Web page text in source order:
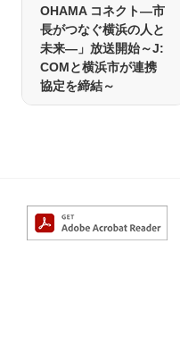
OHAMA コネクト―市
長がつなぐ横浜の人と
未来―」放送開始～J:
COMと横浜市が連携
協定を締結～